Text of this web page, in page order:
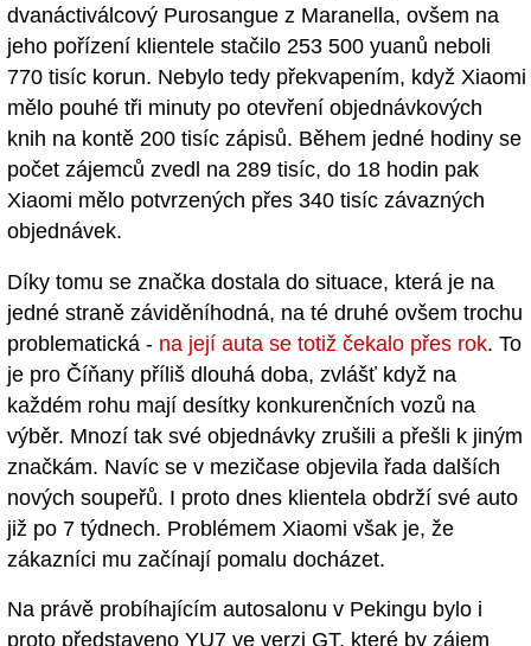
dvanáctiválcový Purosangue z Maranella, ovšem na
jeho pořízení klientele stačilo 253 500 yuanů neboli
770 tisíc korun. Nebylo tedy překvapením, když Xiaomi
mělo pouhé tři minuty po otevření objednávkových
knih na kontě 200 tisíc zápisů. Během jedné hodiny se
počet zájemců zvedl na 289 tisíc, do 18 hodin pak
Xiaomi mělo potvrzených přes 340 tisíc závazných
objednávek.
Díky tomu se značka dostala do situace, která je na
jedné straně záviděníhodná, na té druhé ovšem trochu
problematická - na její auta se totiž čekalo přes rok. To
je pro Číňany příliš dlouhá doba, zvlášť když na
každém rohu mají desítky konkurenčních vozů na
výběr. Mnozí tak své objednávky zrušili a přešli k jiným
značkám. Navíc se v mezičase objevila řada dalších
nových soupeřů. I proto dnes klientela obdrží své auto
již po 7 týdnech. Problémem Xiaomi však je, že
zákazníci mu začínají pomalu docházet.
Na právě probíhajícím autosalonu v Pekingu bylo i
proto představeno YU7 ve verzi GT, které by zájem